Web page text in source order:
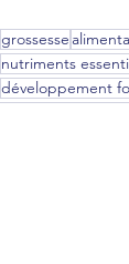
grossesse
nutriments
développement